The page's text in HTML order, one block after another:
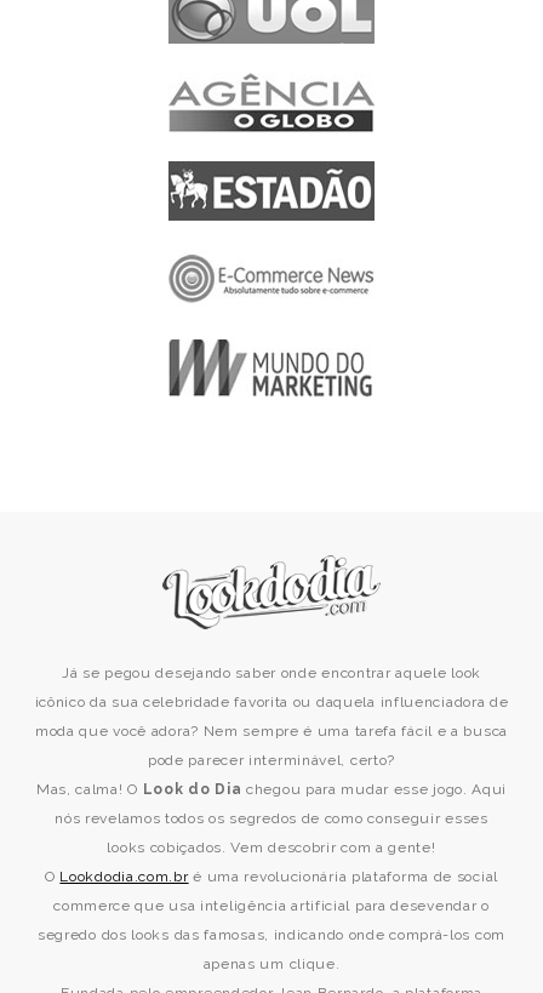
Já se pegou desejando saber onde encontrar aquele look
icônico da sua celebridade favorita ou daquela influenciadora de
moda que você adora? Nem sempre é uma tarefa fácil e a busca
pode parecer interminável, certo?
Mas, calma! O Look do Dia chegou para mudar esse jogo. Aqui
nós revelamos todos os segredos de como conseguir esses
looks cobiçados. Vem descobrir com a gente!
O Lookdodia.com.bré uma revolucionária plataforma de social
commerce que usa inteligência artificial para desevendar o
segredo dos looks das famosas, indicando onde comprá-los com
apenas um clique.